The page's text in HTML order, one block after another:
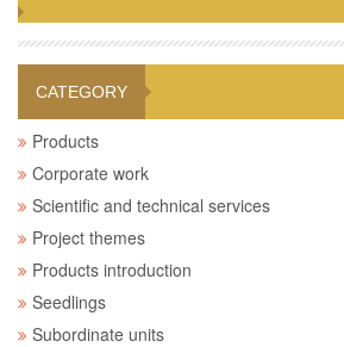
CATEGORY
Products
Corporate work
Scientific and technical services
Project themes
Products introduction
Seedlings
Subordinate units